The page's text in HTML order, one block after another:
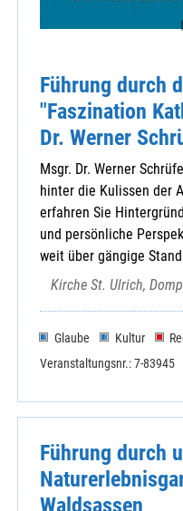
Führung durch
"Faszination
Dr. Werner
Msgr. Dr. Werner
hinter die Kulissen der
erfahren Sie
und persönliche
weit über gängige
Kirche St. Ulrich,
Glaube Kultur
Veranstaltungsnr.: 7-83945
Führung durch
Waldsassen